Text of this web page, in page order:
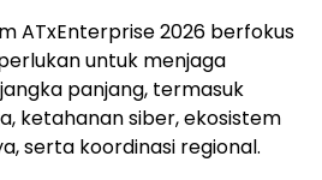
ATxEnterprise 2026 berfokus
untuk menjaga
panjang, termasuk
ketahanan siber, ekosistem
serta koordinasi regional.